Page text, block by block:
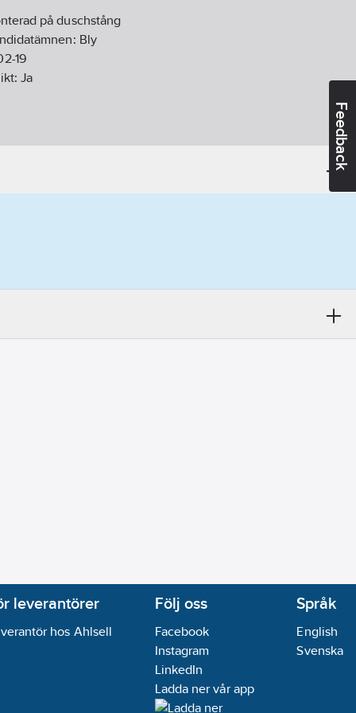
Feedback
på duschstång
Bly
19
Ja
leverantörer
hos Ahlsell
Följ oss
Facebook
Instagram
LinkedIn
Ladda ner vår app
Språk
English
Svenska